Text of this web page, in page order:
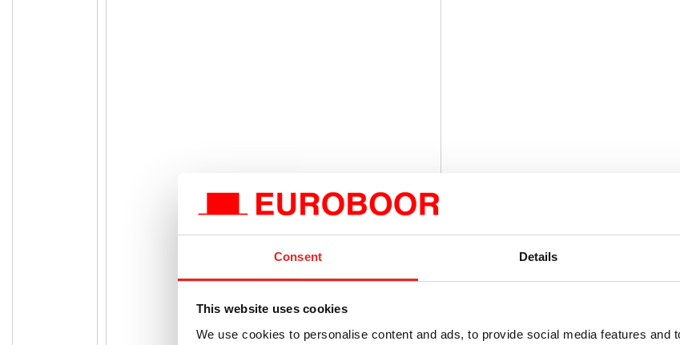
Consent Details
This website uses cookies
We use cookies to personalise content and ads, to provide social media features and